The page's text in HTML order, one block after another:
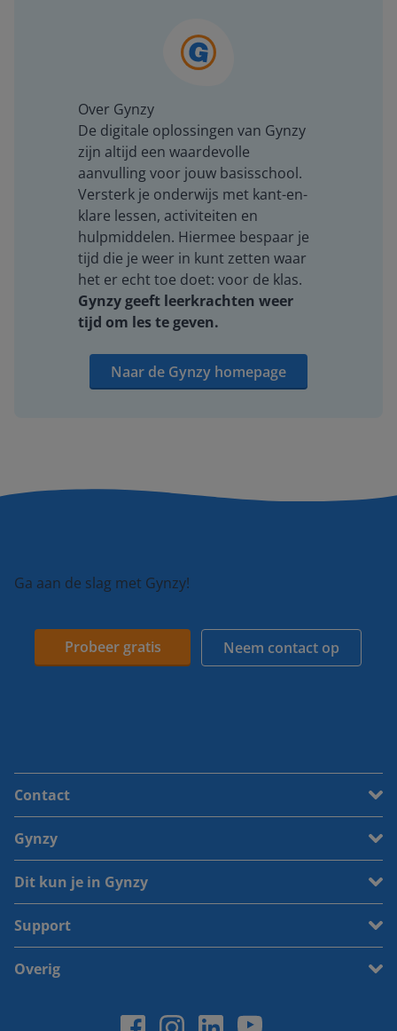
Over Gynzy
De digitale oplossingen van Gynzy
zijn altijd een waardevolle
aanvulling voor jouw basisschool.
Versterk je onderwijs met kant-en-
klare lessen, activiteiten en
hulpmiddelen. Hiermee bespaar je
tijd die je weer in kunt zetten waar
het er echt toe doet: voor de klas.
Gynzy geeft leerkrachten weer
tijd om les te geven.
Naar de Gynzy homepage
Ga aan de slag met Gynzy!
Probeer gratis Neem contact op
Contact
Gynzy
Dit kun je in Gynzy
Support
Overig